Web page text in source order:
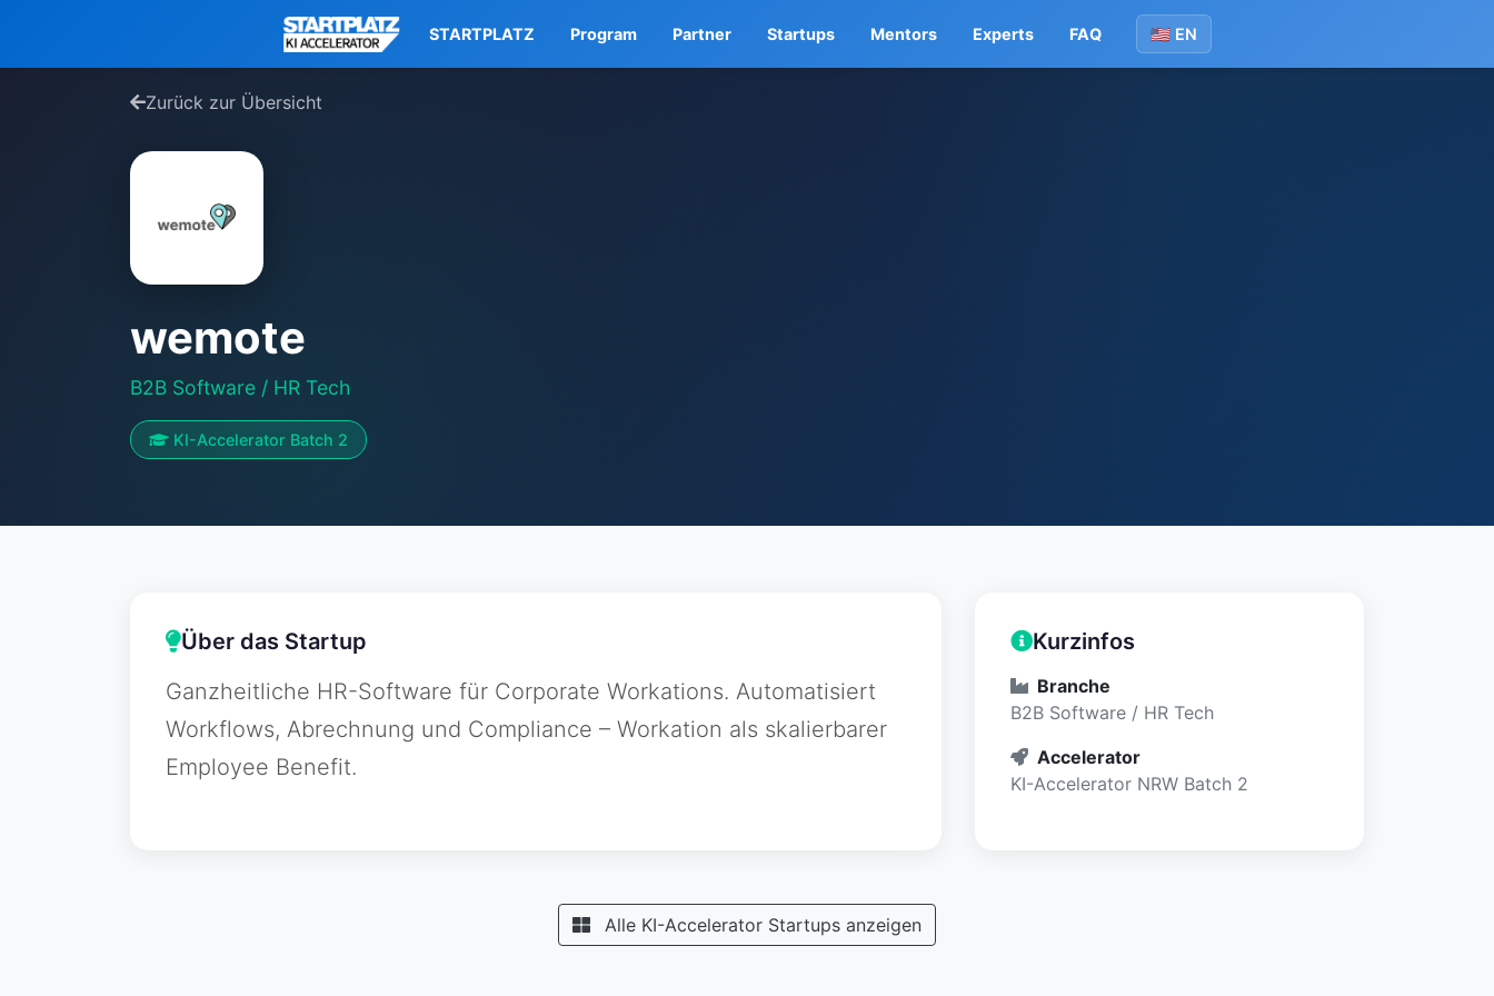
STARTPLATZ Program Partner Startups Mentors Experts FAQ 🇺🇸 EN
Zurück zur Übersicht
wemote
B2B Software / HR Tech
KI-Accelerator Batch 2
Über das Startup
Ganzheitliche HR-Software für Corporate Workations. Automatisiert
Workflows, Abrechnung und Compliance – Workation als skalierbarer
Employee Benefit.
Kurzinfos
Branche
B2B Software / HR Tech
Accelerator
KI-Accelerator NRW Batch 2
Alle KI-Accelerator Startups anzeigen